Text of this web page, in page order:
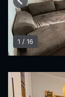
1 / 16
Previous